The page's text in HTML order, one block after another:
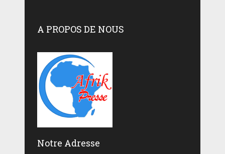
A PROPOS DE NOUS
Notre Adresse